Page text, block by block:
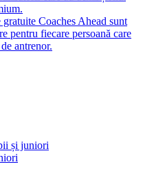
Coaches Ahead sunt
pentru fiecare persoană care
antrenor.
și juniori